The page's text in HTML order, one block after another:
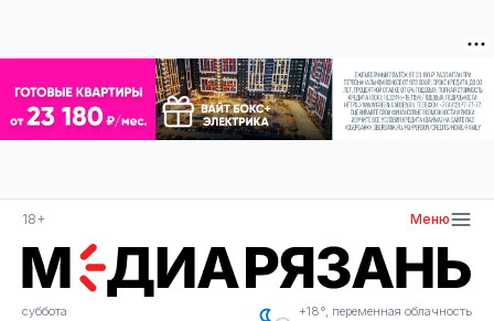
18+ Меню
суббота
+18°, переменная облачность